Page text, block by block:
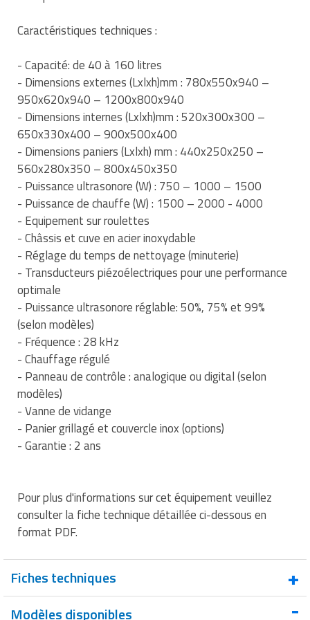
Vitrines pour magasin
Trancheuse professionnelle
Transformateur électrique
Tubes et profilés
Tuyau flexible
Tuyau galvanisé
Tuyau renforcé
Ventilateurs et aération d'atelier
Traitement des surfaces
Traitement du linge
Vestiaires et casiers
Equipements pour patinage
Equipements pour roller
Equipements pour skateboard
Equipements pour stade et terrain
sportif
Jeu gymnique
Loisirs
Matériel de fitness
Matériel de musculation
Vêtement sportif
Plats et plateaux
Pompes à sauce
Portes commandes restaurant
Présentoir pour restaurant
Réchaud professionnel
Réfrigérateur professionnel
Restauration foraine
Robinetterie professionnelle
Rôtisserie professionnelle
Sautause professionnelle
Table de cuisson professionnelle
Tables de préparation réfrigérées
Vaisselle restaurant
Vitrines réfrigérées
Caractéristiques techniques :
- Capacité: de 40 à 160 litres
- Dimensions externes (Lxlxh)mm : 780x550x940 –
950x620x940 – 1200x800x940
- Dimensions internes (Lxlxh)mm : 520x300x300 –
650x330x400 – 900x500x400
- Dimensions paniers (Lxlxh) mm : 440x250x250 –
560x280x350 – 800x450x350
- Puissance ultrasonore (W) : 750 – 1000 – 1500
- Puissance de chauffe (W) : 1500 – 2000 - 4000
- Equipement sur roulettes
- Châssis et cuve en acier inoxydable
- Réglage du temps de nettoyage (minuterie)
- Transducteurs piézoélectriques pour une performance
optimale
- Puissance ultrasonore réglable: 50%, 75% et 99%
(selon modèles)
- Fréquence : 28 kHz
- Chauffage régulé
- Panneau de contrôle : analogique ou digital (selon
modèles)
- Vanne de vidange
- Panier grillagé et couvercle inox (options)
- Garantie : 2 ans
Pour plus d'informations sur cet équipement veuillez
consulter la fiche technique détaillée ci-dessous en
format PDF.
Fiches techniques
Fiche technique : Location bac de nettoyage par
Modèles disponibles